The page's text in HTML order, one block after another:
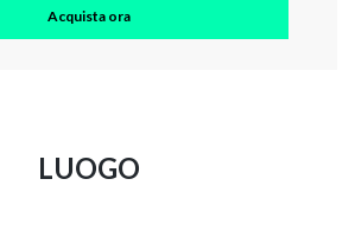
Acquista ora
LUOGO